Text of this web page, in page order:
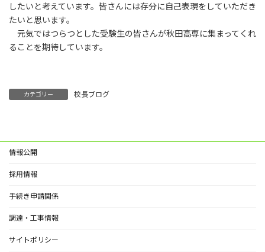
したいと考えています。皆さんには存分に自己表現をしていただき
たいと思います。
元気ではつらつとした受験生の皆さんが秋田高専に集まってくれ
ることを期待しています。
カテゴリー 校長ブログ
情報公開
採用情報
手続き申請関係
調達・工事情報
サイトポリシー